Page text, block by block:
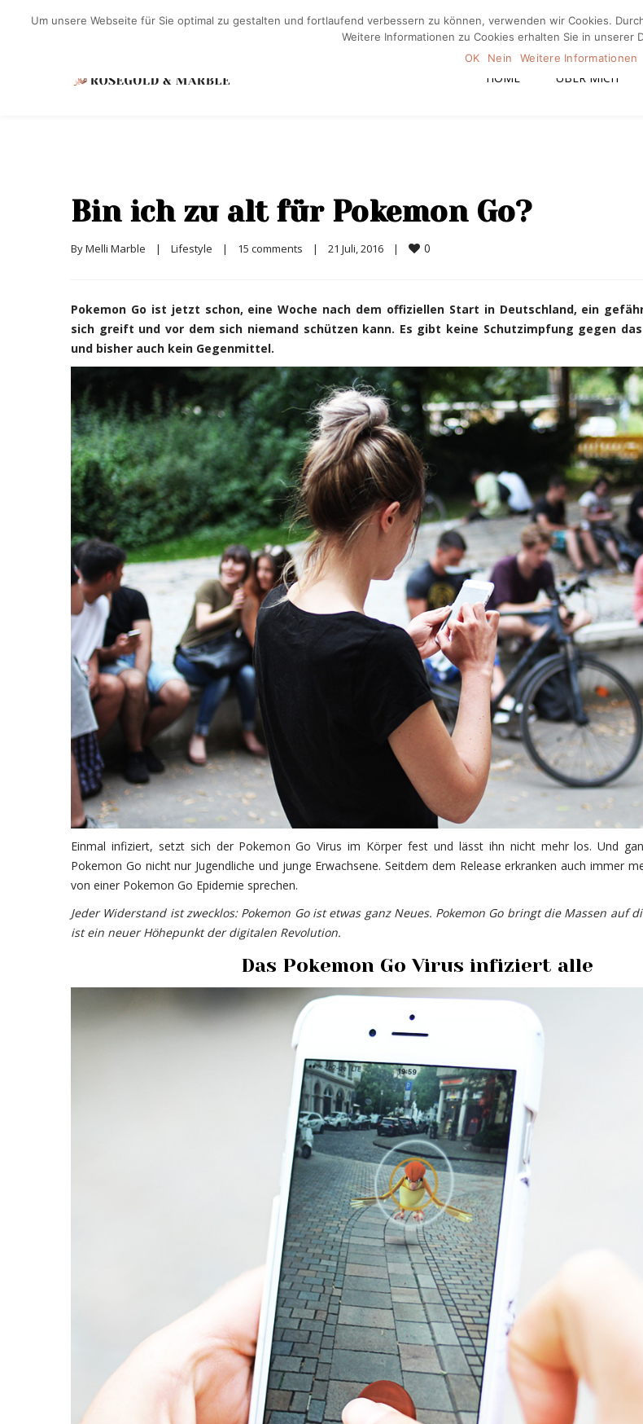
HOME ÜBER MICH
Bin ich zu alt für Pokemon Go?
By Melli Marble | Lifestyle | 15 comments | 21 Juli, 2016 | 0
Pokemon Go ist jetzt schon, eine Woche nach dem offiziellen Start in Deutschland, ein
sich greift und vor dem sich niemand schützen kann. Es gibt keine Schutzimpfung gegen das
und bisher auch kein Gegenmittel.
Einmal infiziert, setzt sich der Pokemon Go Virus im Körper fest und lässt ihn nicht mehr los. Und
Pokemon Go nicht nur Jugendliche und junge Erwachsene. Seitdem dem Release erkranken auch immer
von einer Pokemon Go Epidemie sprechen.
Jeder Widerstand ist zwecklos: Pokemon Go ist etwas ganz Neues. Pokemon Go bringt die Massen auf
ist ein neuer Höhepunkt der digitalen Revolution.
Das Pokemon Go Virus infiziert alle
Um unsere Webseite für Sie optimal zu gestalten und fortlaufend verbessern zu können, verwenden wir Cookies.
Weitere Informationen zu Cookies erhalten Sie in unserer
OK
Nein Weitere Informationen